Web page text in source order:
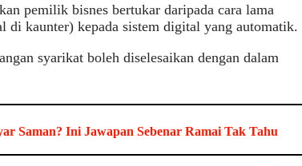
pemilik bisnes bertukar daripada cara lama
di kaunter) kepada sistem digital yang automatik.
syarikat boleh diselesaikan dengan dalam
Saman? Ini Jawapan Sebenar Ramai Tak Tahu